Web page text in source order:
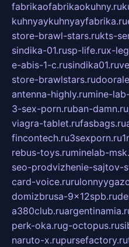
fabrikaofabrikaokuhny.ru
kuhnyaykuhnyayfabrika.ru
store-brawl-stars.rukts-
sindika-01.rusp-life.rux-
e-abis-1-c.rusindika01.ru
store-brawlstars.ru
antenna-highly.rumine-
3-sex-porn.ruban-damn.ru
viagra-tablet.rufasbags.ru
fincontech.ru3sexporn.ru
rebus-toys.ruminelab-
seo-prodvizhenie-sajtov-
card-voice.ru
domizbrusa-9x12spb.ru
a380club.ru
perk-oka.rug-octopus.ru
naruto-x.rupursefactory.ru